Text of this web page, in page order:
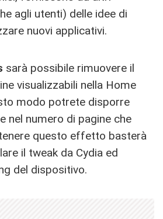
agli utenti) delle idee di
nuovi applicativi.
sarà possibile rimuovere il
visualizzabili nella Home
modo potrete disporre
nel numero di pagine che
questo effetto basterà
il tweak da Cydia ed
del dispositivo.